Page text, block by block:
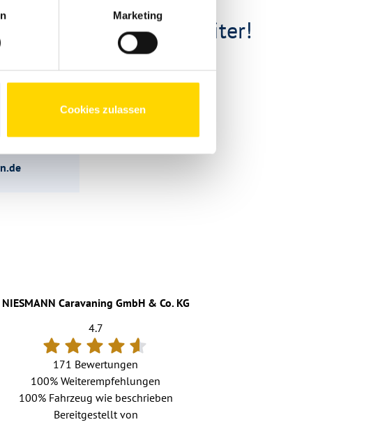
Marketing
Cookies zulassen
Ihnen gerne weiter!
NIESMANN Caravaning GmbH & Co. KG
4.7
171 Bewertungen
100% Weiterempfehlungen
100%Fahrzeug wie beschrieben
Bereitgestellt von